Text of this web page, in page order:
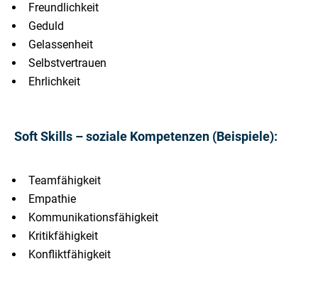
Freundlichkeit
Geduld
Gelassenheit
Selbstvertrauen
Ehrlichkeit
Soft Skills – soziale Kompetenzen (Beispiele):
Teamfähigkeit
Empathie
Kommunikationsfähigkeit
Kritikfähigkeit
Konfliktfähigkeit